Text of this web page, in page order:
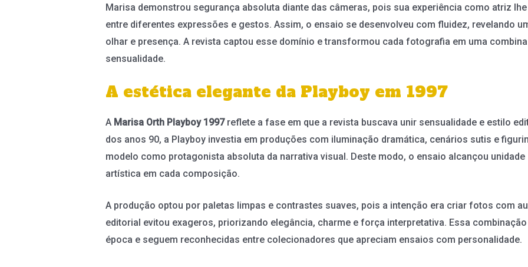
Marisa demonstrou segurança absoluta diante das câmeras, pois sua experiência como atriz
entre diferentes expressões e gestos. Assim, o ensaio se desenvolveu com fluidez, revelando
olhar e presença. A revista captou esse domínio e transformou cada fotografia em uma
sensualidade.
A estética elegante da Playboy em 1997
A Marisa Orth Playboy 1997reflete a fase em que a revista buscava unir sensualidade e estilo
dos anos 90, a Playboy investia em produções com iluminação dramática, cenários sutis e
modelo como protagonista absoluta da narrativa visual. Deste modo, o ensaio alcançou
artística em cada composição.
A produção optou por paletas limpas e contrastes suaves, pois a intenção era criar fotos com
editorial evitou exageros, priorizando elegância, charme e força interpretativa. Essa
época e seguem reconhecidas entre colecionadores que apreciam ensaios com personalidade.